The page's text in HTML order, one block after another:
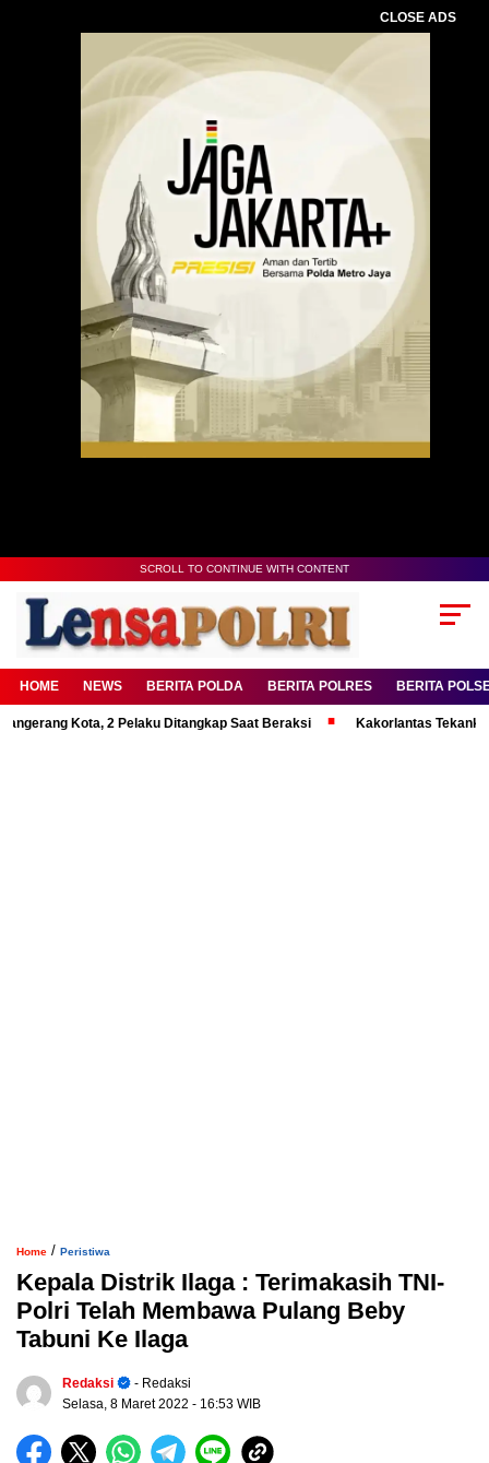
CLOSE ADS
SCROLL TO CONTINUE WITH CONTENT
HOME NEWS BERITA POLDA BERITA POLRES BERITA
Kota, 2 Pelaku Ditangkap Saat Beraksi Kakorlantas Tekankan
Home / Peristiwa
Kepala Distrik Ilaga : Terimakasih TNI-
Polri Telah Membawa Pulang Beby
Tabuni Ke Ilaga
Redaksi
- Redaksi
Selasa, 8 Maret 2022 - 16:53 WIB